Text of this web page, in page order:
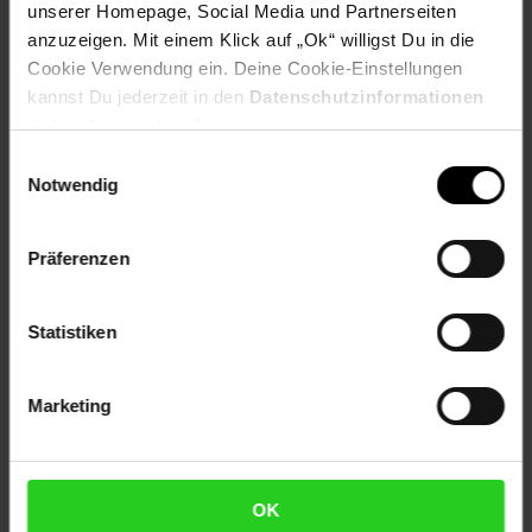
unserer Homepage, Social Media und Partnerseiten
anzuzeigen. Mit einem Klick auf „Ok“ willigst Du in die
Cookie Verwendung ein. Deine Cookie-Einstellungen
kannst Du jederzeit in den Datenschutzinformationen
ändern bzw. widerrufen.
Notwendig
Präferenzen
Statistiken
Marketing
OK
Artikelnummer: 2509798000
EAN: 4270002770508
Artikel gehört zur Kategorie:Aus der TV-Werbung
Versandinformationen
Herstellerinformationen
Fußzeile
Weitere Online-Angebote
Netto Reisen TV-Shop Weinwelt